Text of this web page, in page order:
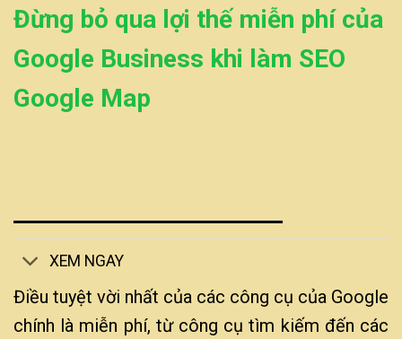
Đừng bỏ qua lợi thế miễn phí của
Google Business khi làm SEO
Google Map
XEM NGAY
Điều tuyệt vời nhất của các công cụ của Google
chính là miễn phí, từ công cụ tìm kiếm đến các